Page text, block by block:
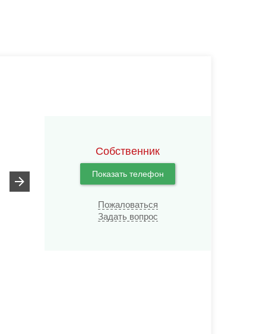
Собственник
Показать телефон
Пожаловаться
Задать вопрос